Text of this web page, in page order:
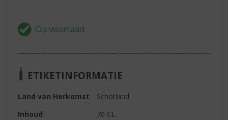
ETIKETINFORMATIE
Land van Herkomst
Schotland
Inhoud
70 CL